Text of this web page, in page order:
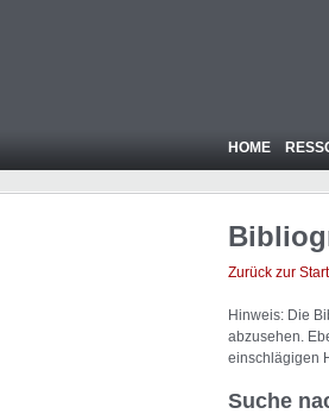
HOME
Zurück zur
Hinweis: Die
abzusehen.
einschlägigen
Suche